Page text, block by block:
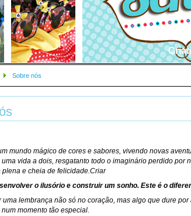
Sobre nós
mundo mágico de cores e sabores, vivendo novas
vida a dois, resgatanto todo o imaginário perdido por
plena e cheia de felicidade.Criar
o ilusório e construir um sonho. Este é o
uma lembrança não só no coração, mas algo que dure
momento tão especial.